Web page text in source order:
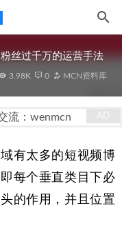
丝过千万的运营手法
3.98K 0 MCN资料库
流：wenmcn
有太多的短视频博
每个垂直类目下必
的作用，并且位置